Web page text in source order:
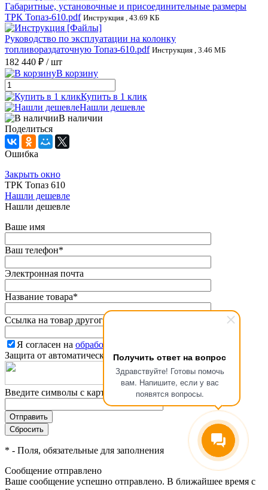
Получить ответ на вопрос
Здравствуйте! Готовы помочь
вам. Напишите, если у вас
появятся вопросы.
Габаритные, установочные и присоединительные размеры
ТРК Топаз-610.pdf Инструкция , 43.69 КБ
Руководство по эксплуатации на колонку
топливораздаточную Топаз-610.pdf Инструкция , 3.46 МБ
182 440 ₽ / шт
В корзину
Купить в 1 клик
Нашли дешевле
В наличии
Поделиться
Ошибка
Закрыть окно
ТРК Топаз 610
Нашли дешевле
Нашли дешевле
Ваше имя
Ваш телефон*
Электронная почта
Название товара*
Ссылка на товар другого магазина
Я согласен на обработку персональных данных.
Защита от автоматического заполнения
Введите символы с картинки
* - Поля, обязательные для заполнения
Сообщение отправлено
Ваше сообщение успешно отправлено. В ближайшее время с